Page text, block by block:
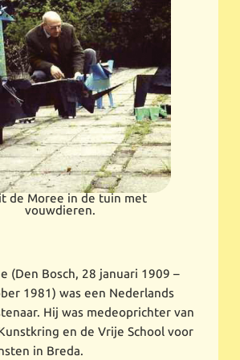
de Moree in de tuin met
vouwdieren.
(Den Bosch, 28 januari 1909 –
1981) was een Nederlands
Hij was medeoprichter van
en de Vrije School voor
in Breda.